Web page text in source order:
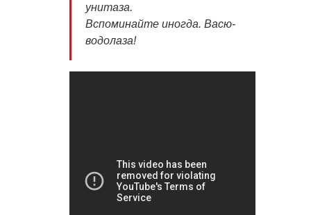
унитаза.
Вспоминайте иногда. Васю-
водолаза!